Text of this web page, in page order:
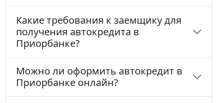
Какие требования к заемщику для
получения автокредита в
Приорбанке?
Можно ли оформить автокредит в
Приорбанке онлайн?